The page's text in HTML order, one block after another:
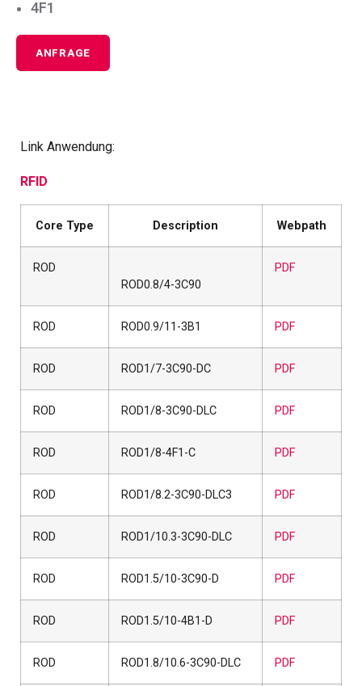
4F1
ANFRAGE
Link Anwendung:
RFID
Core Type Description Webpath
ROD
ROD0.8/4-3C90
PDF
ROD ROD0.9/11-3B1 PDF
ROD ROD1/7-3C90-DC PDF
ROD ROD1/8-3C90-DLC PDF
ROD ROD1/8-4F1-C PDF
ROD ROD1/8.2-3C90-DLC3 PDF
ROD ROD1/10.3-3C90-DLC PDF
ROD ROD1.5/10-3C90-D PDF
ROD ROD1.5/10-4B1-D PDF
ROD ROD1.8/10.6-3C90-DLC PDF